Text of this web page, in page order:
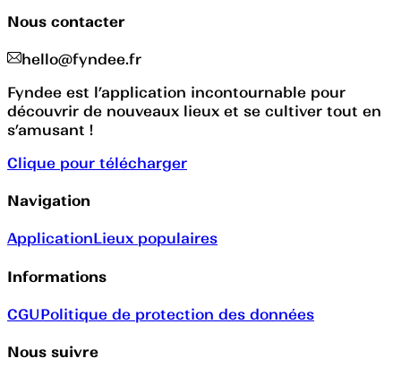
Nous contacter
hello@fyndee.fr
Fyndee est l’application incontournable pour
découvrir de nouveaux lieux et se cultiver tout en
s’amusant !
Clique pour télécharger
Navigation
ApplicationLieux populaires
Informations
CGUPolitique de protection des données
Nous suivre